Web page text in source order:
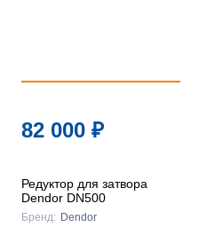
82 000 ₽
Редуктор для затвора
Dendor DN500
Бренд: Dendor